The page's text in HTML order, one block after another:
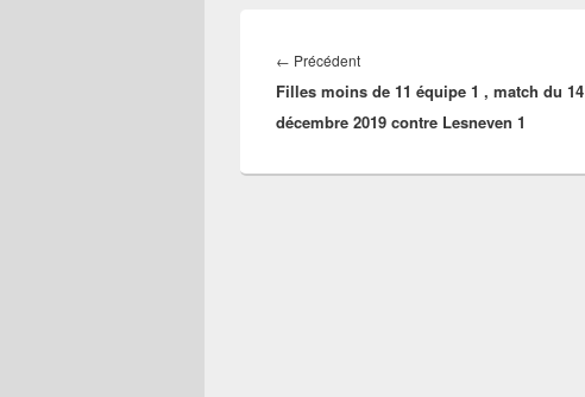
de
l’article
← PrécédentArticle
précédent :
Filles moins de 11 équipe 1 , match du 14
décembre 2019 contre Lesneven 1